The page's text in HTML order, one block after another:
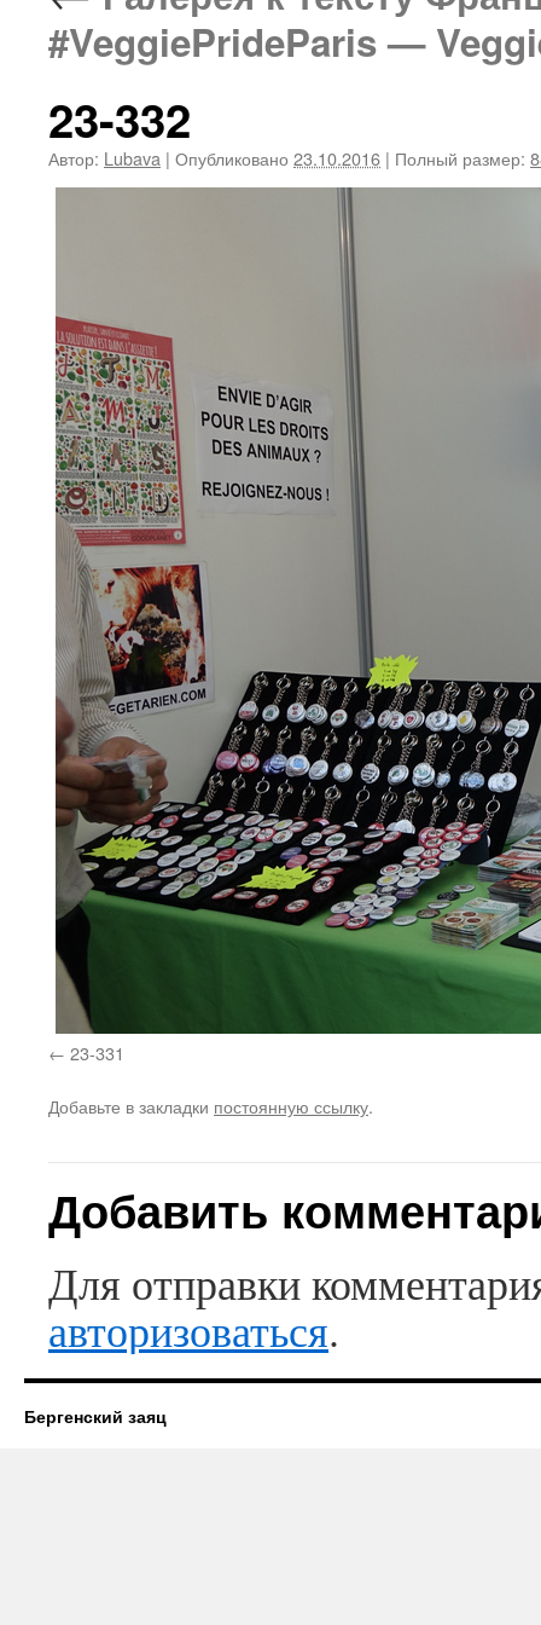
#VeggiePrideParis —
23-332
Автор: Lubava | Опубликовано 23.10.2016 | Полный размер:
23-331
Добавьте в закладки постоянную ссылку.
Добавить
Для отправки
авторизоваться.
Бергенский заяц